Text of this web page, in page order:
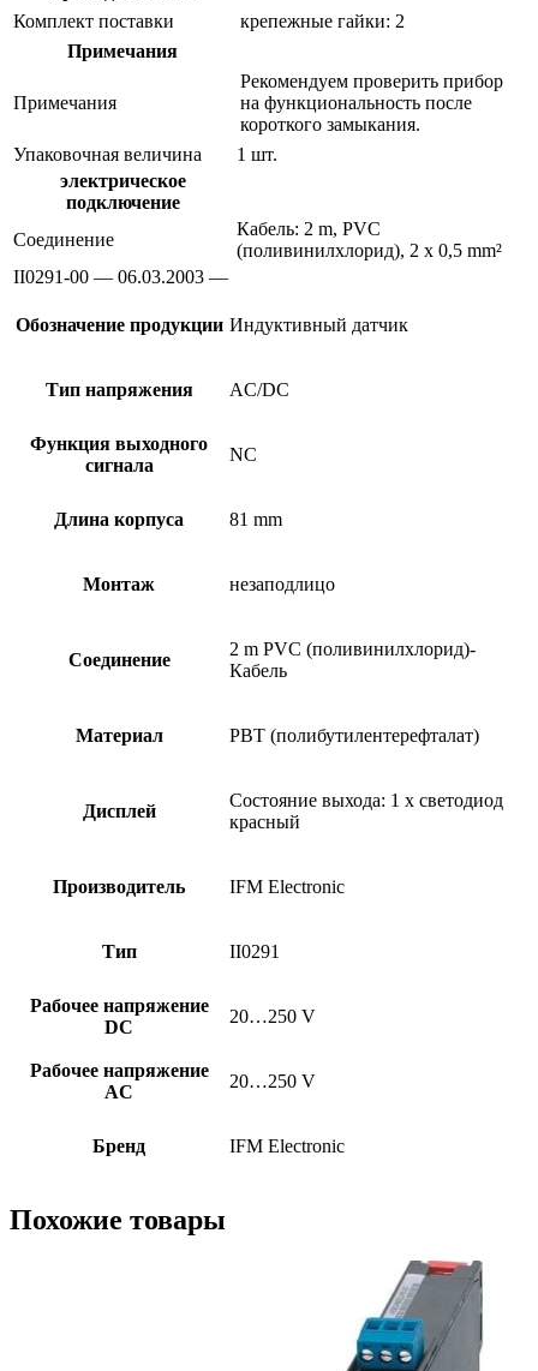
Комплект поставки
крепежные гайки: 2
Примечания
Примечания
Рекомендуем проверить прибор
на функциональность после
короткого замыкания.
Упаковочная величина
1 шт.
электрическое
подключение
Соединение
Кабель: 2 m, PVC
(поливинилхлорид), 2 x 0,5 mm²
II0291-00 — 06.03.2003 —
Обозначение продукции Индуктивный датчик
Тип напряжения AC/DC
Функция выходного
сигнала
NC
Длина корпуса 81 mm
Монтаж незаподлицо
Соединение
2 m PVC (поливинилхлорид)-
Кабель
Материал PBT (полибутилентерефталат)
Дисплей
Состояние выхода: 1 x светодиод
красный
Производитель IFM Electronic
Тип II0291
Рабочее напряжение
DC
20…250 V
Рабочее напряжение
AC
20…250 V
Бренд IFM Electronic
Похожие товары